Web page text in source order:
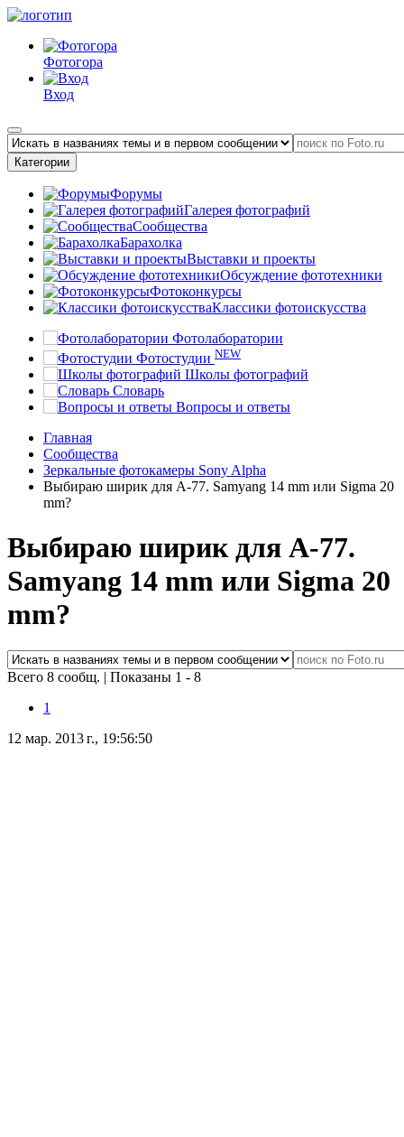
Фотогора
Вход
Категории
Форумы
Галерея фотографий
Сообщества
Барахолка
Выставки и проекты
Обсуждение фототехники
Фотоконкурсы
Классики фотоискусства
Фотолаборатории
Фотостудии NEW
Школы фотографий
Словарь
Вопросы и ответы
Главная
Сообщества
Зеркальные фотокамеры Sony Alpha
Выбираю ширик для A-77. Samyang 14 mm или Sigma 20
mm?
Выбираю ширик для A-77.
Samyang 14 mm или Sigma 20
mm?
Всего 8 сообщ. | Показаны 1 - 8
1
12 мар. 2013 г., 19:56:50